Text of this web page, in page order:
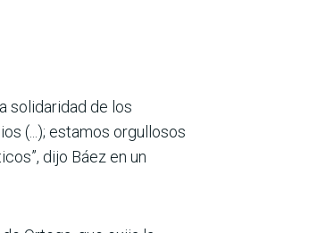
solidaridad de los
(...); estamos orgullosos
dijo Báez en un